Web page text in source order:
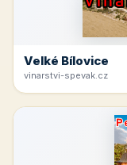
Velké Bílovice
vinarstvi-spevak.cz